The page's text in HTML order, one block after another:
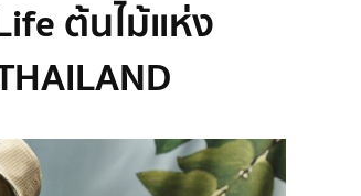
ต้นไม้แห่ง